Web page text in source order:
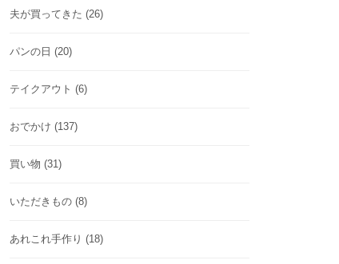
夫が買ってきた (26)
パンの日 (20)
テイクアウト (6)
おでかけ (137)
買い物 (31)
いただきもの (8)
あれこれ手作り (18)